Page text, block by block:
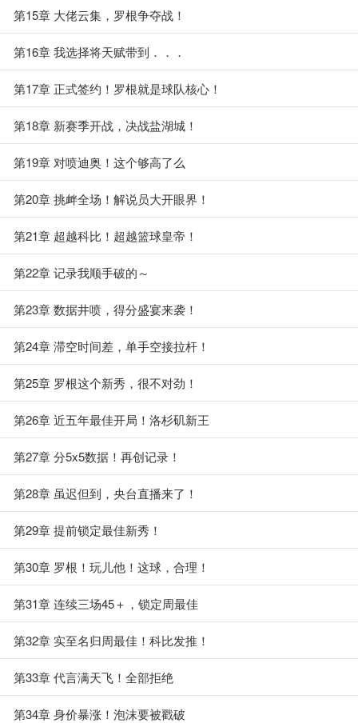
第15章 大佬云集，罗根争夺战！
第16章 我选择将天赋带到．．．
第17章 正式签约！罗根就是球队核心！
第18章 新赛季开战，决战盐湖城！
第19章 对喷迪奥！这个够高了么
第20章 挑衅全场！解说员大开眼界！
第21章 超越科比！超越篮球皇帝！
第22章 记录我顺手破的～
第23章 数据井喷，得分盛宴来袭！
第24章 滞空时间差，单手空接拉杆！
第25章 罗根这个新秀，很不对劲！
第26章 近五年最佳开局！洛杉矶新王
第27章 分5x5数据！再创记录！
第28章 虽迟但到，央台直播来了！
第29章 提前锁定最佳新秀！
第30章 罗根！玩儿他！这球，合理！
第31章 连续三场45＋，锁定周最佳
第32章 实至名归周最佳！科比发推！
第33章 代言满天飞！全部拒绝
第34章 身价暴涨！泡沫要被戳破